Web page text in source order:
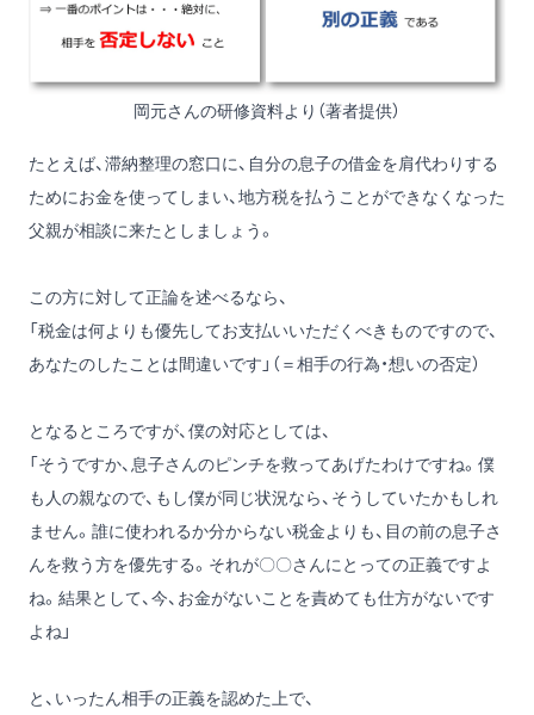
岡元さんの研修資料より（著者提供）
たとえば、滞納整理の窓口に、自分の息子の借金を肩代わりする
ためにお金を使ってしまい、地方税を払うことができなくなった
父親が相談に来たとしましょう。
この方に対して正論を述べるなら、
「税金は何よりも優先してお支払いいただくべきものですので、
あなたのしたことは間違いです」（＝相手の行為・想いの否定）
となるところですが、僕の対応としては、
「そうですか、息子さんのピンチを救ってあげたわけですね。僕
も人の親なので、もし僕が同じ状況なら、そうしていたかもしれ
ません。誰に使われるか分からない税金よりも、目の前の息子さ
んを救う方を優先する。それが〇〇さんにとっての正義ですよ
ね。結果として、今、お金がないことを責めても仕方がないです
よね」
と、いったん相手の正義を認めた上で、